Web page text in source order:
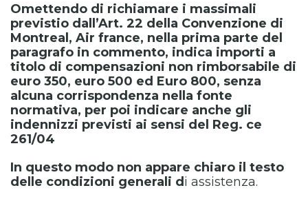
Omettendo di richiamare i massimali
previstio dall’Art. 22 della Convenzione di
Montreal, Air france, nella prima parte del
paragrafo in commento, indica importi a
titolo di compensazioni non rimborsabile di
euro 350, euro 500 ed Euro 800, senza
alcuna corrispondenza nella fonte
normativa, per poi indicare anche gli
indennizzi previsti ai sensi del Reg. ce
261/04
In questo modo non appare chiaro il testo
delle condizioni generali di assistenza.